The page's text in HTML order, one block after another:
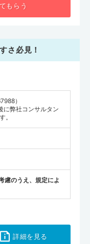
もらう
さ必見！
）
に弊社コンサルタン
。
慮のうえ、規定によ
詳細を見る